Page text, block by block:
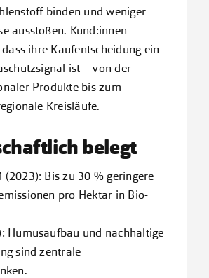
binden und weniger
ausstoßen. Kund:innen
ihre Kaufentscheidung ein
ist – von der
Produkte bis zum
Kreisläufe.
belegt
(2023): Bis zu 30 % geringere
pro Hektar in Bio-
Humusaufbau und nachhaltige
sind zentrale